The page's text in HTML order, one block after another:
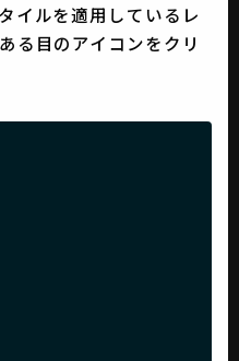
イルを適用しているレ
る目のアイコンをクリ